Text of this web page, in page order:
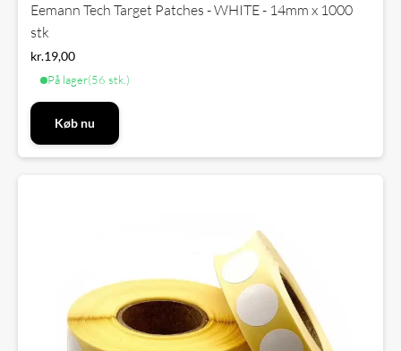
Eemann Tech Target Patches - WHITE - 14mm x 1000
stk
kr.19,00
På lager(56 stk.)
Køb nu